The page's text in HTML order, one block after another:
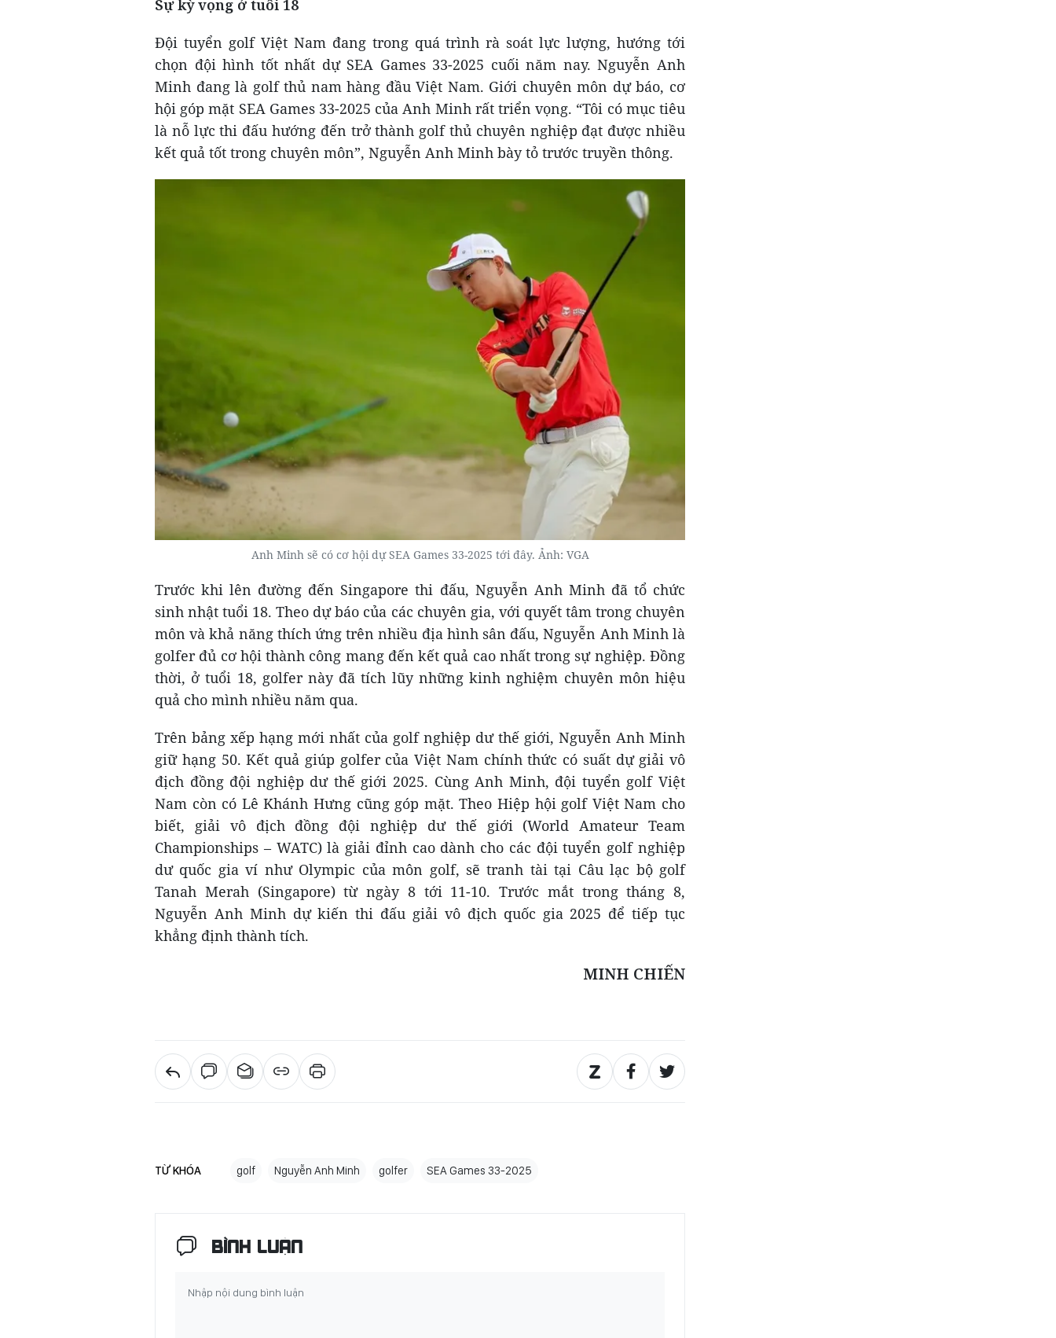
Sự kỳ vọng ở tuổi 18
Đội tuyển golf Việt Nam đang trong quá trình rà soát lực lượng, hướng tới
chọn đội hình tốt nhất dự SEA Games 33-2025 cuối năm nay. Nguyễn Anh
Minh đang là golf thủ nam hàng đầu Việt Nam. Giới chuyên môn dự báo, cơ
hội góp mặt SEA Games 33-2025 của Anh Minh rất triển vọng. “Tôi có mục tiêu
là nỗ lực thi đấu hướng đến trở thành golf thủ chuyên nghiệp đạt được nhiều
kết quả tốt trong chuyên môn”, Nguyễn Anh Minh bày tỏ trước truyền thông.
Anh Minh sẽ có cơ hội dự SEA Games 33-2025 tới đây. Ảnh: VGA
Trước khi lên đường đến Singapore thi đấu, Nguyễn Anh Minh đã tổ chức
sinh nhật tuổi 18. Theo dự báo của các chuyên gia, với quyết tâm trong chuyên
môn và khả năng thích ứng trên nhiều địa hình sân đấu, Nguyễn Anh Minh là
golfer đủ cơ hội thành công mang đến kết quả cao nhất trong sự nghiệp. Đồng
thời, ở tuổi 18, golfer này đã tích lũy những kinh nghiệm chuyên môn hiệu
quả cho mình nhiều năm qua.
Trên bảng xếp hạng mới nhất của golf nghiệp dư thế giới, Nguyễn Anh Minh
giữ hạng 50. Kết quả giúp golfer của Việt Nam chính thức có suất dự giải vô
địch đồng đội nghiệp dư thế giới 2025. Cùng Anh Minh, đội tuyển golf Việt
Nam còn có Lê Khánh Hưng cũng góp mặt. Theo Hiệp hội golf Việt Nam cho
biết, giải vô địch đồng đội nghiệp dư thế giới (World Amateur Team
Championships – WATC) là giải đỉnh cao dành cho các đội tuyển golf nghiệp
dư quốc gia ví như Olympic của môn golf, sẽ tranh tài tại Câu lạc bộ golf
Tanah Merah (Singapore) từ ngày 8 tới 11-10. Trước mắt trong tháng 8,
Nguyễn Anh Minh dự kiến thi đấu giải vô địch quốc gia 2025 để tiếp tục
khẳng định thành tích.
MINH CHIẾN
TỪ KHÓA golf Nguyễn Anh Minh golfer SEA Games 33-2025
BÌNH LUẬN